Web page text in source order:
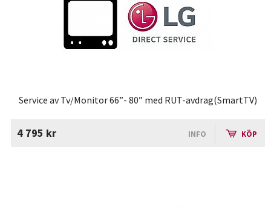
Service av Tv/Monitor 66”- 80” med RUT-avdrag(SmartTV)
4 795 kr INFO KÖP